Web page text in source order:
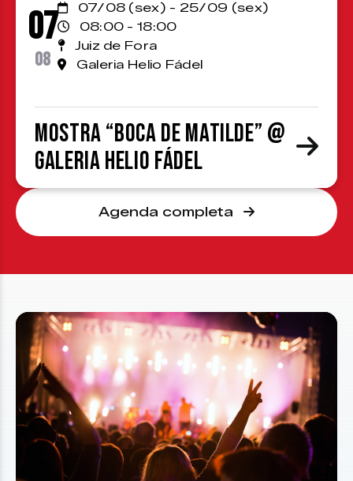
07
08
07/08 (sex) - 25/09 (sex)
08:00 - 18:00
Juiz de Fora
Galeria Helio Fádel
Mostra “Boca de Matilde” @
Galeria Helio Fádel
Agenda completa